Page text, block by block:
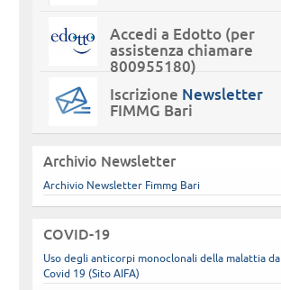
Accedi a Edotto (per
assistenza chiamare
800955180)
Iscrizione Newsletter
FIMMG Bari
Archivio Newsletter
Archivio Newsletter Fimmg Bari
COVID-19
Uso degli anticorpi monoclonali della malattia da
Covid 19 (Sito AIFA)